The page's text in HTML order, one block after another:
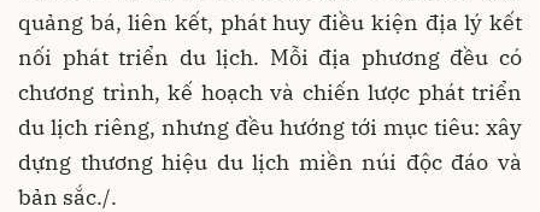
quảng bá, liên kết, phát huy điều kiện địa lý kết
nối phát triển du lịch. Mỗi địa phương đều có
chương trình, kế hoạch và chiến lược phát triển
du lịch riêng, nhưng đều hướng tới mục tiêu: xây
dựng thương hiệu du lịch miền núi độc đáo và
bản sắc./.